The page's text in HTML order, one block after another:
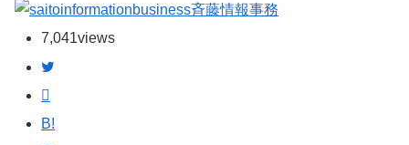
斉藤情報事務
7,041views
B!